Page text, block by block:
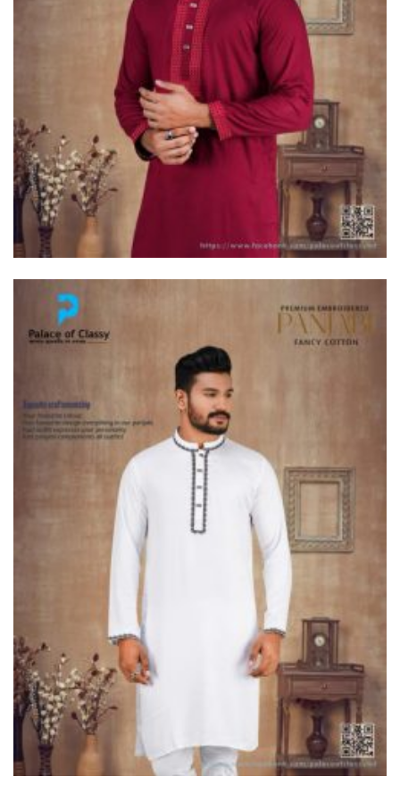
জরায়ুমুখ ক্যান্সার স্ক্রিনিংয়ে কুড়িগ্রামে
সেরা নাগেশ্বরী, সম্মাননা পেলেন নার্স
নাজমা
দুধকুমার নদে সাঁড়াশি অভিযান, জব্দ ২
হাজার ৫০০ মিটার চায়না জাল
ভূরুঙ্গামারীতে ভারতীয় গরু সহ ৩